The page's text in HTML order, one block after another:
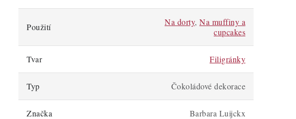
Použití Na dorty, Na muffiny a
cupcakes
Tvar Filigránky
Typ Čokoládové dekorace
Značka Barbara Luijckx